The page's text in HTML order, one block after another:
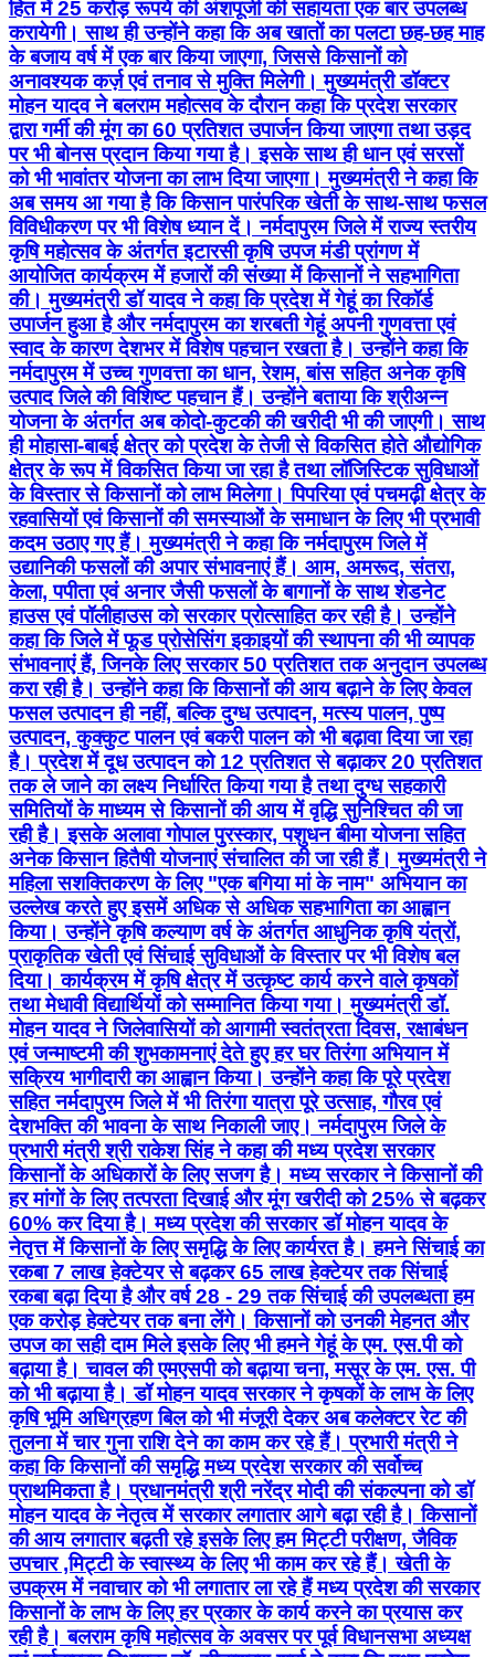
हित में 25 करोड़ रूपये की अंशपूजी की सहायता एक बार उपलब्ध
करायेगी। साथ ही उन्होंने कहा कि अब खातों का पलटा छह-छह माह
के बजाय वर्ष में एक बार किया जाएगा, जिससे किसानों को
अनावश्यक कर्ज़ एवं तनाव से मुक्ति मिलेगी। मुख्यमंत्री डॉक्टर
मोहन यादव ने बलराम महोत्सव के दौरान कहा कि प्रदेश सरकार
द्वारा गर्मी की मूंग का 60 प्रतिशत उपार्जन किया जाएगा तथा उड़द
पर भी बोनस प्रदान किया गया है। इसके साथ ही धान एवं सरसों
को भी भावांतर योजना का लाभ दिया जाएगा। मुख्यमंत्री ने कहा कि
अब समय आ गया है कि किसान पारंपरिक खेती के साथ-साथ फसल
विविधीकरण पर भी विशेष ध्यान दें। नर्मदापुरम जिले में राज्य स्तरीय
कृषि महोत्सव के अंतर्गत इटारसी कृषि उपज मंडी प्रांगण में
आयोजित कार्यक्रम में हजारों की संख्या में किसानों ने सहभागिता
की। मुख्यमंत्री डॉ यादव ने कहा कि प्रदेश में गेहूं का रिकॉर्ड
उपार्जन हुआ है और नर्मदापुरम का शरबती गेहूं अपनी गुणवत्ता एवं
स्वाद के कारण देशभर में विशेष पहचान रखता है। उन्होंने कहा कि
नर्मदापुरम में उच्च गुणवत्ता का धान, रेशम, बांस सहित अनेक कृषि
उत्पाद जिले की विशिष्ट पहचान हैं। उन्होंने बताया कि श्रीअन्न
योजना के अंतर्गत अब कोदो-कुटकी की खरीदी भी की जाएगी। साथ
ही मोहासा-बाबई क्षेत्र को प्रदेश के तेजी से विकसित होते औद्योगिक
क्षेत्र के रूप में विकसित किया जा रहा है तथा लॉजिस्टिक सुविधाओं
के विस्तार से किसानों को लाभ मिलेगा। पिपरिया एवं पचमढ़ी क्षेत्र के
रहवासियों एवं किसानों की समस्याओं के समाधान के लिए भी प्रभावी
कदम उठाए गए हैं। मुख्यमंत्री ने कहा कि नर्मदापुरम जिले में
उद्यानिकी फसलों की अपार संभावनाएं हैं। आम, अमरूद, संतरा,
केला, पपीता एवं अनार जैसी फसलों के बागानों के साथ शेडनेट
हाउस एवं पॉलीहाउस को सरकार प्रोत्साहित कर रही है। उन्होंने
कहा कि जिले में फूड प्रोसेसिंग इकाइयों की स्थापना की भी व्यापक
संभावनाएं हैं, जिनके लिए सरकार 50 प्रतिशत तक अनुदान उपलब्ध
करा रही है। उन्होंने कहा कि किसानों की आय बढ़ाने के लिए केवल
फसल उत्पादन ही नहीं, बल्कि दुग्ध उत्पादन, मत्स्य पालन, पुष्प
उत्पादन, कुक्कुट पालन एवं बकरी पालन को भी बढ़ावा दिया जा रहा
है। प्रदेश में दूध उत्पादन को 12 प्रतिशत से बढ़ाकर 20 प्रतिशत
तक ले जाने का लक्ष्य निर्धारित किया गया है तथा दुग्ध सहकारी
समितियों के माध्यम से किसानों की आय में वृद्धि सुनिश्चित की जा
रही है। इसके अलावा गोपाल पुरस्कार, पशुधन बीमा योजना सहित
अनेक किसान हितैषी योजनाएं संचालित की जा रही हैं। मुख्यमंत्री ने
महिला सशक्तिकरण के लिए "एक बगिया मां के नाम" अभियान का
उल्लेख करते हुए इसमें अधिक से अधिक सहभागिता का आह्वान
किया। उन्होंने कृषि कल्याण वर्ष के अंतर्गत आधुनिक कृषि यंत्रों,
प्राकृतिक खेती एवं सिंचाई सुविधाओं के विस्तार पर भी विशेष बल
दिया। कार्यक्रम में कृषि क्षेत्र में उत्कृष्ट कार्य करने वाले कृषकों
तथा मेधावी विद्यार्थियों को सम्मानित किया गया। मुख्यमंत्री डॉ.
मोहन यादव ने जिलेवासियों को आगामी स्वतंत्रता दिवस, रक्षाबंधन
एवं जन्माष्टमी की शुभकामनाएं देते हुए हर घर तिरंगा अभियान में
सक्रिय भागीदारी का आह्वान किया। उन्होंने कहा कि पूरे प्रदेश
सहित नर्मदापुरम जिले में भी तिरंगा यात्रा पूरे उत्साह, गौरव एवं
देशभक्ति की भावना के साथ निकाली जाए। नर्मदापुरम जिले के
प्रभारी मंत्री श्री राकेश सिंह ने कहा की मध्य प्रदेश सरकार
किसानों के अधिकारों के लिए सजग है। मध्य सरकार ने किसानों की
हर मांगों के लिए तत्परता दिखाई और मूंग खरीदी को 25% से बढ़कर
60% कर दिया है। मध्य प्रदेश की सरकार डॉ मोहन यादव के
नेतृत्त में किसानों के लिए समृद्धि के लिए कार्यरत है। हमने सिंचाई का
रकबा 7 लाख हेक्टेयर से बढ़कर 65 लाख हेक्टेयर तक सिंचाई
रकबा बढ़ा दिया है और वर्ष 28 - 29 तक सिंचाई की उपलब्धता हम
एक करोड़ हेक्टेयर तक बना लेंगे। किसानों को उनकी मेहनत और
उपज का सही दाम मिले इसके लिए भी हमने गेहूं के एम. एस.पी को
बढ़ाया है। चावल की एमएसपी को बढ़ाया चना, मसूर के एम. एस. पी
को भी बढ़ाया है। डॉ मोहन यादव सरकार ने कृषकों के लाभ के लिए
कृषि भूमि अधिग्रहण बिल को भी मंजूरी देकर अब कलेक्टर रेट की
तुलना में चार गुना राशि देने का काम कर रहे हैं। प्रभारी मंत्री ने
कहा कि किसानों की समृद्धि मध्य प्रदेश सरकार की सर्वोच्च
प्राथमिकता है। प्रधानमंत्री श्री नरेंद्र मोदी की संकल्पना को डॉ
मोहन यादव के नेतृत्व में सरकार लगातार आगे बढ़ा रही है। किसानों
की आय लगातार बढ़ती रहे इसके लिए हम मिट्टी परीक्षण, जैविक
उपचार ,मिट्टी के स्वास्थ्य के लिए भी काम कर रहे हैं। खेती के
उपक्रम में नवाचार को भी लगातार ला रहे हैं मध्य प्रदेश की सरकार
किसानों के लाभ के लिए हर प्रकार के कार्य करने का प्रयास कर
रही है। बलराम कृषि महोत्सव के अवसर पर पूर्व विधानसभा अध्यक्ष